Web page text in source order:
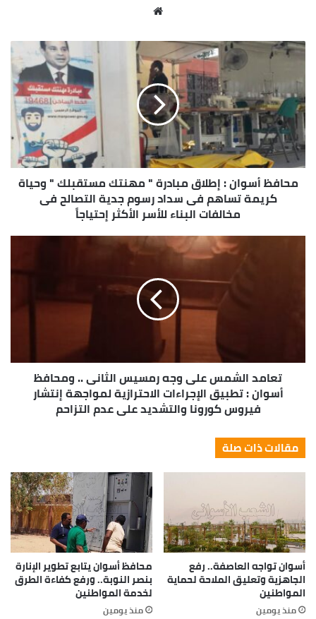
محافظ أسوان : إطلاق مبادرة " مهنتك مستقبلك " وحياة
كريمة تساهم فى سداد رسوم جدية التصالح فى
مخالفات البناء للأسر الأكثر إحتياجاً
تعامد الشمس على وجه رمسيس الثانى .. ومحافظ
أسوان : تطبيق الإجراءات الاحترازية لمواجهة إنتشار
فيروس كورونا والتشديد على عدم التزاحم
مقالات ذات صلة
أسوان تواجه العاصفة.. رفع
الجاهزية وتعليق الملاحة لحماية
المواطنين
منذ يومين
محافظ أسوان يتابع تطوير الإنارة
بنصر النوبة.. ورفع كفاءة الطرق
لخدمة المواطنين
منذ يومين